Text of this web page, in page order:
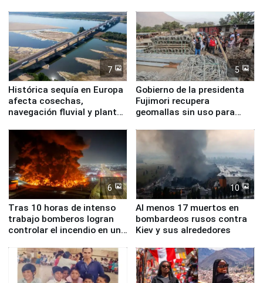
7
Histórica sequía en Europa
afecta cosechas,
navegación fluvial y plantas
5
Gobierno de la presidenta
Fujimori recupera
geomallas sin uso para
Fenómeno El Niño
6
Tras 10 horas de intenso
trabajo bomberos logran
controlar el incendio en una
de Chile
10
Al menos 17 muertos en
bombardeos rusos contra
Kiev y sus alrededores